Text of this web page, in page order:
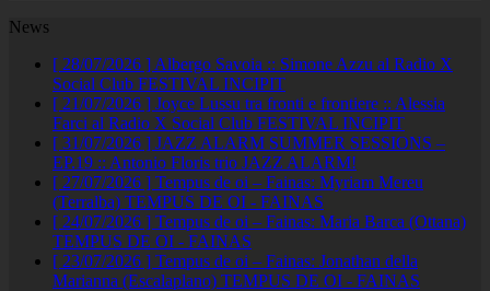
News
[ 28/07/2026 ] Albergo Savoia :: Simone Azzu al Radio X
Social Club FESTIVAL INCIPIT
[ 21/07/2026 ] Joyce Lussu tra fronti e frontiere :: Alessia
Farci al Radio X Social Club FESTIVAL INCIPIT
[ 31/07/2026 ] JAZZ ALARM SUMMER SESSIONS –
EP.19 :: Antonio Floris trio JAZZ ALARM!
[ 27/07/2026 ] Tempus de oi – Fainas: Myriam Mereu
(Terralba) TEMPUS DE OI - FAINAS
[ 24/07/2026 ] Tempus de oi – Fainas: Maria Barca (Ottana)
TEMPUS DE OI - FAINAS
[ 23/07/2026 ] Tempus de oi – Fainas: Jonathan della
Marianna (Escalaplano) TEMPUS DE OI - FAINAS